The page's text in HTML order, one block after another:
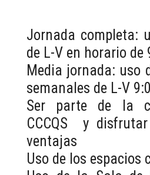
Jornada completa:
de L-V en horario de
Media jornada: uso
semanales de L-V
Ser parte de la
CCCQS y
ventajas
Uso de los espacios